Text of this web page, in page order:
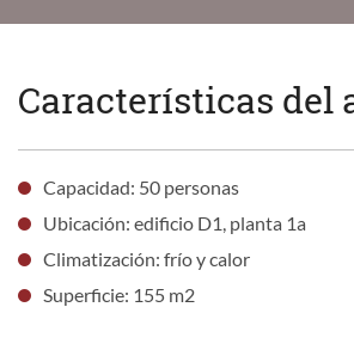
Características del
Capacidad: 50 personas
Ubicación: edificio D1, planta 1a
Climatización: frío y calor
Superficie: 155 m2